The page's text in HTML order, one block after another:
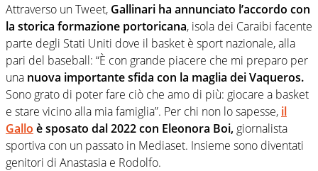
Attraverso un Tweet, Gallinari ha annunciato l’accordo con
la storica formazione portoricana, isola dei Caraibi facente
parte degli Stati Uniti dove il basket è sport nazionale, alla
pari del baseball: “È con grande piacere che mi preparo per
una nuova importante sfida con la maglia dei Vaqueros.
Sono grato di poter fare ciò che amo di più: giocare a basket
e stare vicino alla mia famiglia”. Per chi non lo sapesse, il
Gallo è sposato dal 2022 con Eleonora Boi, giornalista
sportiva con un passato in Mediaset. Insieme sono diventati
genitori di Anastasia e Rodolfo.